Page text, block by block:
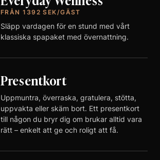
FRÅN 1392 SEK/GÄST
Släpp vardagen för en stund med vårt
klassiska spapaket med övernattning.
Presentkort
Uppmuntra, överraska, gratulera, stötta,
uppvakta eller skäm bort. Ett presentkort
till någon du bryr dig om brukar alltid vara
rätt – enkelt att ge och roligt att få.